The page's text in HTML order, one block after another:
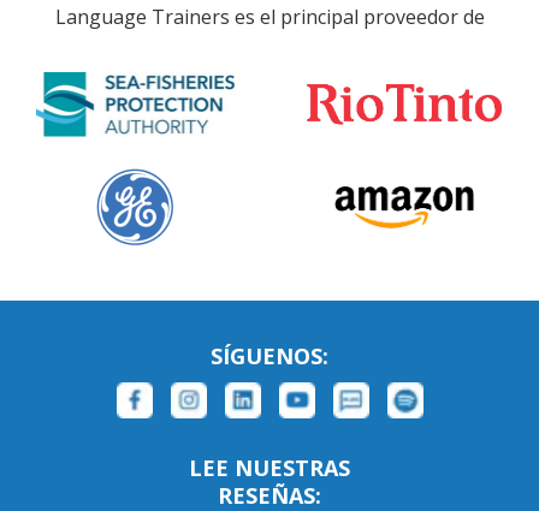
Language Trainers es el principal proveedor de
SÍGUENOS:
LEE NUESTRAS
RESEÑAS: